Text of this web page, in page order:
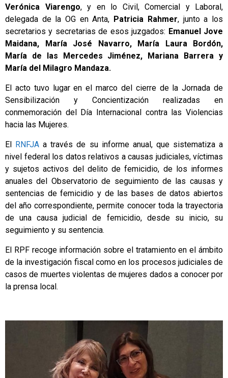
Verónica Viarengo, y en lo Civil, Comercial y Laboral,
delegada de la OG en Anta, Patricia Rahmer, junto a los
secretarios y secretarias de esos juzgados: Emanuel Jove
Maidana, María José Navarro, María Laura Bordón,
María de las Mercedes Jiménez, Mariana Barrera y
María del Milagro Mandaza.
El acto tuvo lugar en el marco del cierre de la Jornada de
Sensibilización y Concientización realizadas en
conmemoración del Día Internacional contra las Violencias
hacia las Mujeres.
El RNFJA a través de su informe anual, que sistematiza a
nivel federal los datos relativos a causas judiciales, víctimas
y sujetos activos del delito de femicidio, de los informes
anuales del Observatorio de seguimiento de las causas y
sentencias de femicidio y de las bases de datos abiertos
del año correspondiente, permite conocer toda la trayectoria
de una causa judicial de femicidio, desde su inicio, su
seguimiento y su sentencia.
El RPF recoge información sobre el tratamiento en el ámbito
de la investigación fiscal como en los procesos judiciales de
casos de muertes violentas de mujeres dados a conocer por
la prensa local.